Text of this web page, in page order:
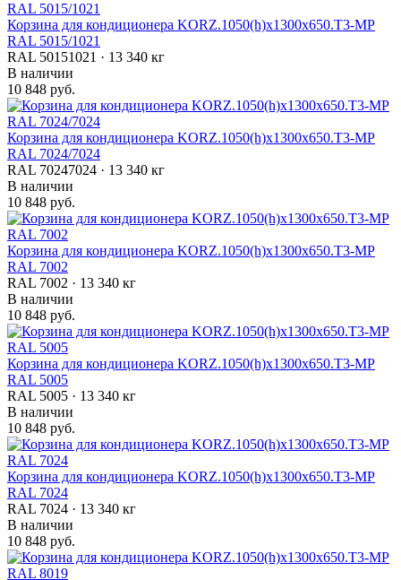
Корзина для кондиционера KORZ.1050(h)x1300x650.T3-MP
RAL 5015/1021
RAL 50151021 · 13 340 кг
В наличии
10 848 руб.
Корзина для кондиционера KORZ.1050(h)x1300x650.T3-MP
RAL 7024/7024
RAL 70247024 · 13 340 кг
В наличии
10 848 руб.
Корзина для кондиционера KORZ.1050(h)x1300x650.T3-MP
RAL 7002
RAL 7002 · 13 340 кг
В наличии
10 848 руб.
Корзина для кондиционера KORZ.1050(h)x1300x650.T3-MP
RAL 5005
RAL 5005 · 13 340 кг
В наличии
10 848 руб.
Корзина для кондиционера KORZ.1050(h)x1300x650.T3-MP
RAL 7024
RAL 7024 · 13 340 кг
В наличии
10 848 руб.